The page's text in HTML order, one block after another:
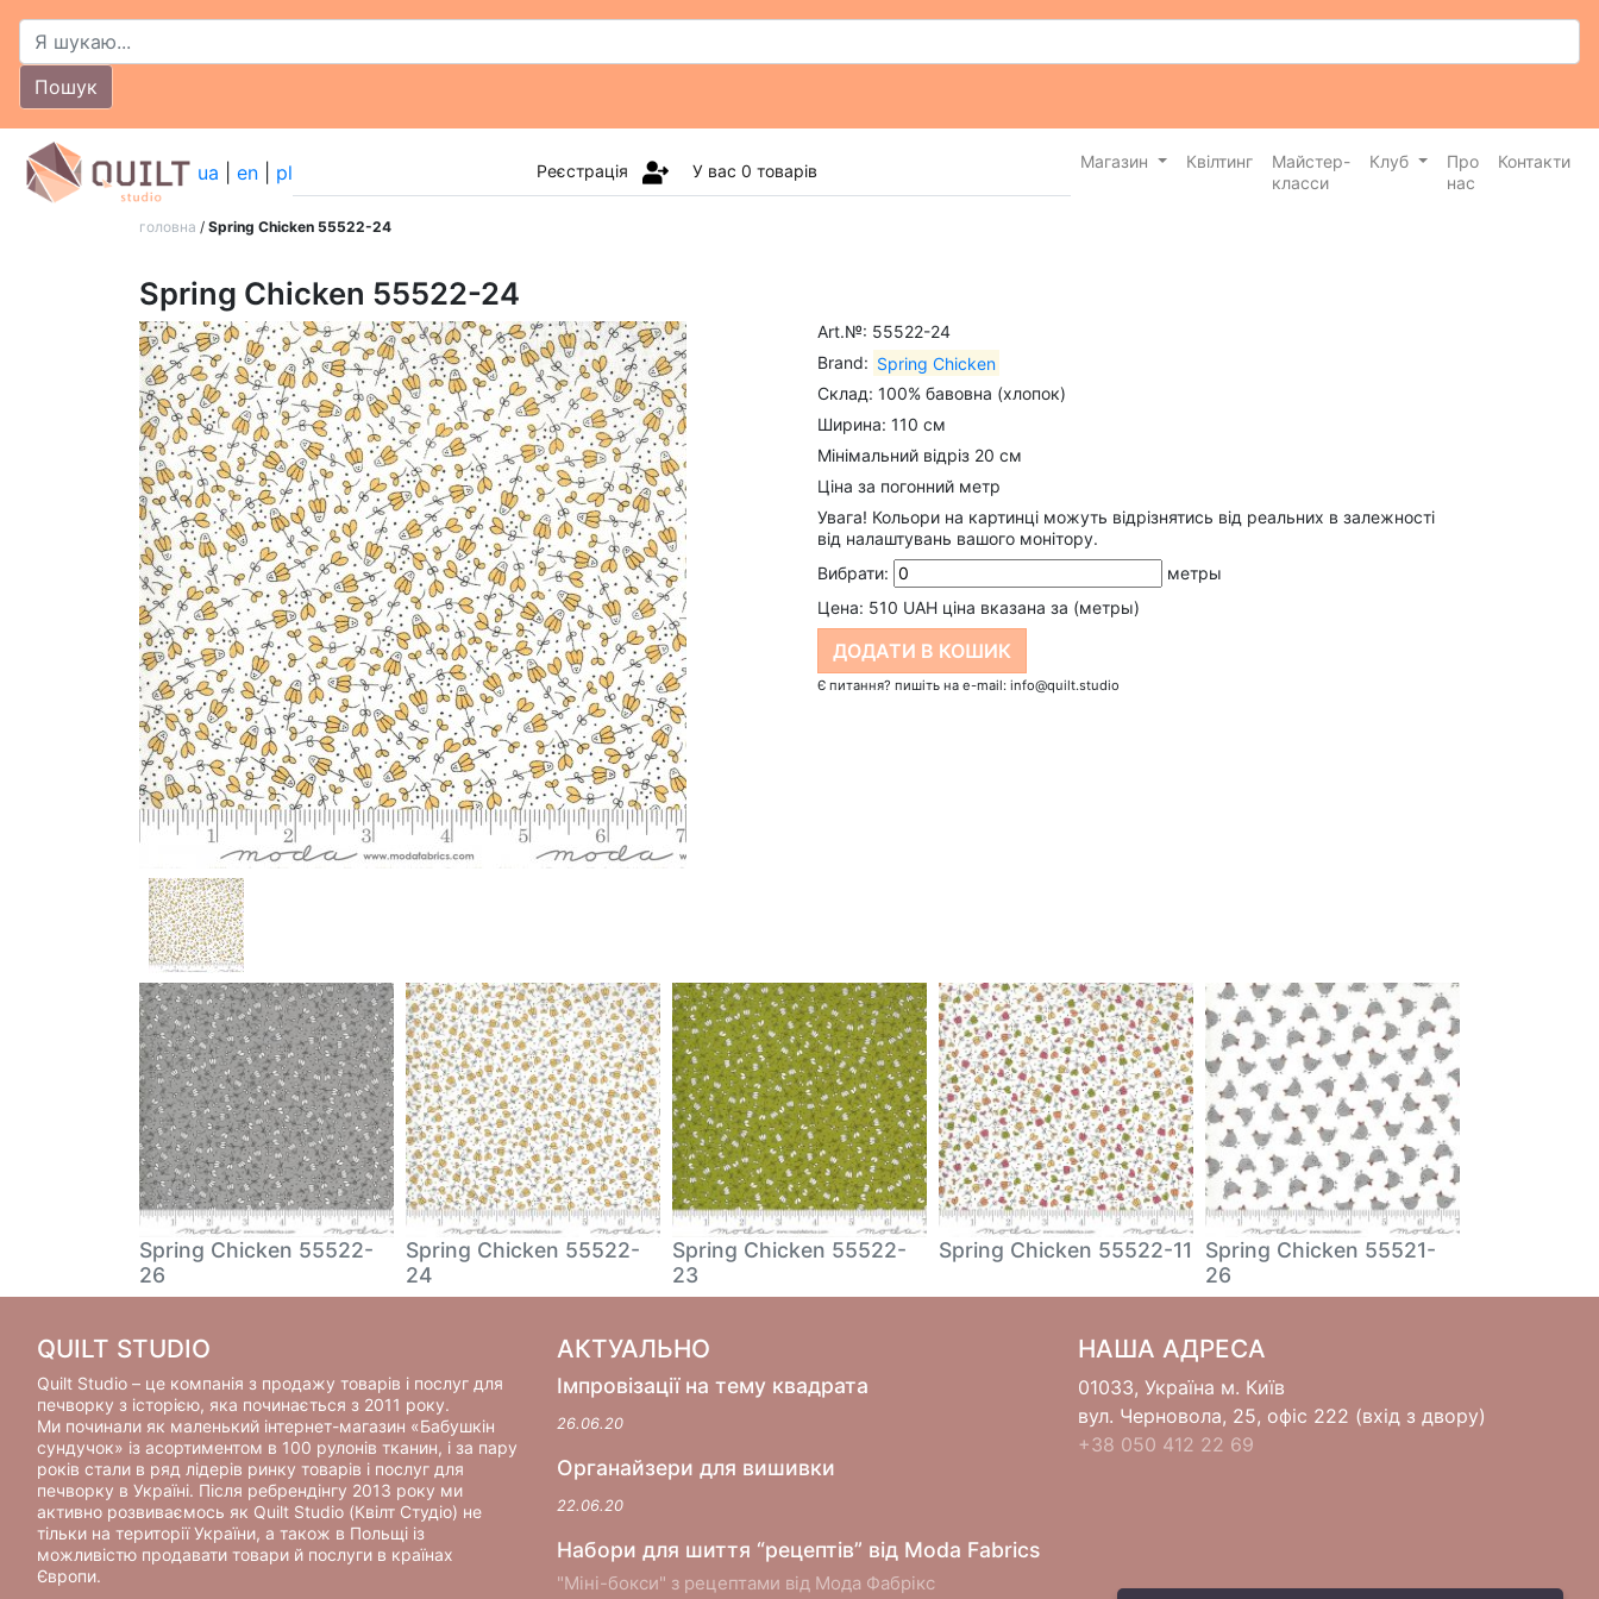
Пошук
ua en pl Реєстрація У вас0 товарів Магазин Квілтинг
Майстер-
класси
Клуб
Про
нас
Контакти
головна / Spring Chicken 55522-24
Spring Chicken 55522-24
Art.№: 55522-24
Brand: Spring Chicken
Склад: 100% бавовна (хлопок)
Ширина: 110 см
Мінімальний відріз 20 см
Ціна за погонний метр
Увага! Кольори на картинці можуть відрізнятись від реальних в залежності
від налаштувань вашого монітору.
Вибрати:
метры
Цена: 510 UAH ціна вказана за (метры)
Є питання? пишіть на e-mail: info@quilt.studio
Spring Chicken 55522-
26
Spring Chicken 55522-
24
Spring Chicken 55522-
23
Spring Chicken 55522-11
Spring Chicken 55521-
26
QUILT STUDIO
Quilt Studio – це компанія з продажу товарів і послуг для
печворку з історією, яка починається з 2011 року.
Ми починали як маленький інтернет-магазин «Бабушкін
сундучок» із асортиментом в 100 рулонів тканин, і за пару
років стали в ряд лідерів ринку товарів і послуг для
печворку в Україні. Після ребрендінгу 2013 року ми
активно розвиваємось як Quilt Studio (Квілт Студіо) не
тільки на території України, а також в Польщі із
можливістю продавати товари й послуги в країнах
Європи.
АКТУАЛЬНО
Імпровізації на тему квадрата
26.06.20
Органайзери для вишивки
22.06.20
Набори для шиття “рецептів” від Moda Fabrics
"Міні-бокси" з рецептами від Мода Фабрікс
НАША АДРЕСА
01033, Україна м. Київ
вул. Черновола, 25, офіс 222 (вхід з двору)
+38 050 412 22 69